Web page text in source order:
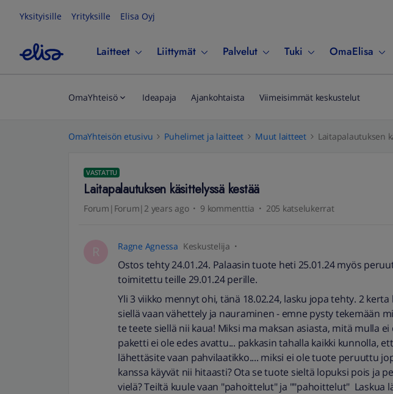
Yksityisille Yrityksille Elisa Oyj
Laitteet Liittymät Palvelut Tuki OmaElisa
OmaYhteisö Ideapaja Ajankohtaista Viimeisimmät keskustelut
OmaYhteisön etusivu Puhelimet ja laitteet Muut laitteet Laitapalautuksen
VASTATTU
Laitapalautuksen käsittelyssä kestää
Forum|Forum|2 years ago 9 kommenttia 205 katselukerrat
R Ragne Agnessa Keskustelija
Ostos tehty 24.01.24. Palaasin tuote heti 25.01.24 myös
toimitettu teille 29.01.24 perille.
Yli 3 viikko mennyt ohi, tänä 18.02.24, lasku jopa tehty. 2
siellä vaan vähettely ja nauraminen - emne pysty tekemään
te teete siellä nii kaua! Miksi ma maksan asiasta, mitä mulla ei
paketti ei ole edes avattu... pakkasin tahalla kaikki kunnolla,
lähettäsite vaan pahvilaatikko.... miksi ei ole tuote peruuttu
kanssa käyvät nii hitaasti? Ota se tuote sieltä lopuksi pois ja
vielä? Teiltä kuule vaan "pahoittelut" ja ""pahoittelut" Laskua